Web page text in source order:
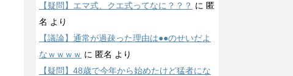
【疑問】エマ式、クエ式ってなに？？？ に 匿
名 より
【議論】通常が過疎った理由は●●のせいだよ
なｗｗｗｗ に 匿名 より
【疑問】48歳で今年から始めたけど猛者にな